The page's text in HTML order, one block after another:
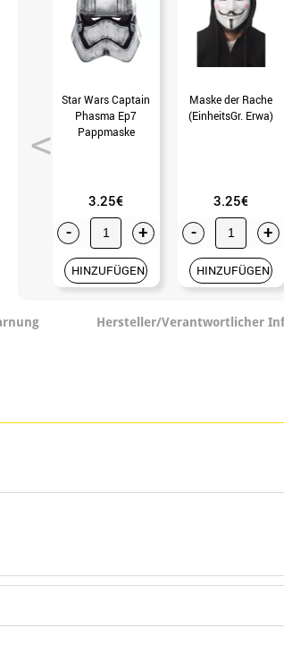
Star Wars Captain
Phasma Ep7
Pappmaske
3.25€
- +
HINZUFÜGEN
Maske der Rache
(EinheitsGr. Erwa)
3.25€
- +
HINZUFÜGEN
Hersteller/Verantwortlicher